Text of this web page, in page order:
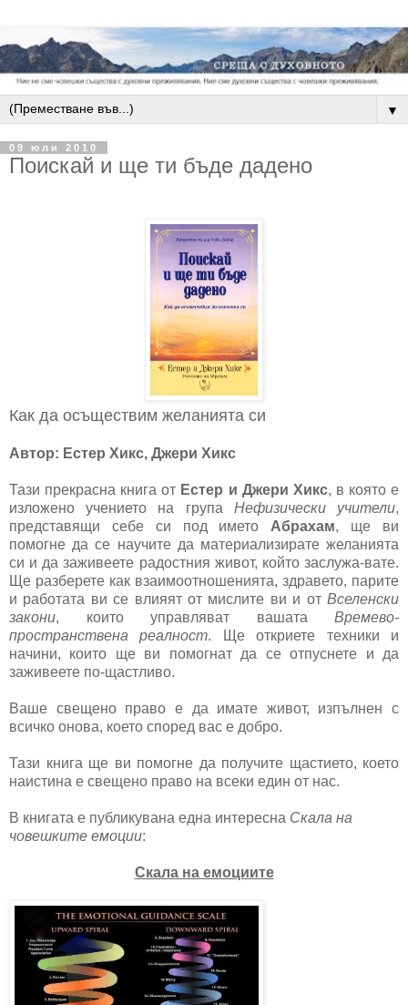
▼
09 юли 2010
Поискай и ще ти бъде дадено
Как да осъществим желанията си
Автор: Естер Хикс, Джери Хикс
Тази прекрасна книга от Естер и Джери Хикс, в която е
изложено учението на група Нефизически учители,
представящи себе си под името Абрахам, ще ви
помогне да се научите да материализирате желанията
си и да заживеете радостния живот, който заслужа-вате.
Ще разберете как взаимоотношенията, здравето, парите
и работата ви се влияят от мислите ви и от Вселенски
закони, които управляват вашата Времево-
пространствена реалност. Ще откриете техники и
начини, които ще ви помогнат да се отпуснете и да
заживеете по-щастливо.
Ваше свещено право е да имате живот, изпълнен с
всичко онова, което според вас е добро.
Тази книга ще ви помогне да получите щастието, което
наистина е свещено право на всеки един от нас.
В книгата е публикувана една интересна Скала на
човешките емоции:
Скала на емоциите